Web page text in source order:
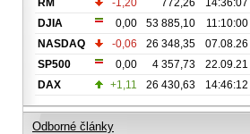
RM
-1,20 772,26
14:36:07
DJIA
0,00 53 885,10
11:10:00
NASDAQ
-0,06 26 348,35
07.08.26
SP500
0,00 4 357,73
22.09.21
DAX
+1,11 26 430,63 14:46:12
Odborné články